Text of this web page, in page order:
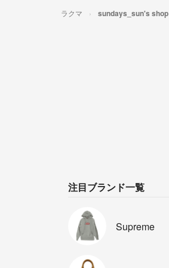
ラクマ sundays_sun's shop
注目ブランド一覧
Supreme